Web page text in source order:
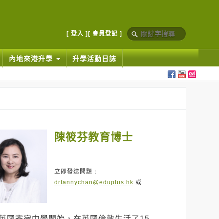
[ 登入 ] [ 會員登記 ]
內地來港升學 升學活動日誌
陳筱芬教育博士
立即發送問題﹕
drfannychan@eduplus.hk 或